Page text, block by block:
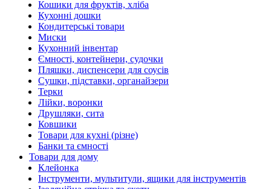
Кошики для фруктів, хліба
Кухонні дошки
Кондитерські товари
Миски
Кухонний інвентар
Ємності, контейнери, судочки
Пляшки, диспенсери для соусів
Сушки, підставки, органайзери
Терки
Лійки, воронки
Друшляки, сита
Ковшики
Товари для кухні (різне)
Банки та ємності
Товари для дому
Клейонка
Інструменти, мультитули, ящики для інструментів